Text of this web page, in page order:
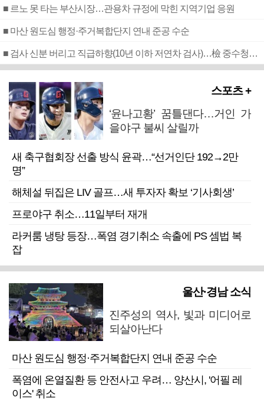
■ 르노 못 타는 부산시장…관용차 규정에 막힌 지역기업 응원
■ 마산 원도심 행정·주거복합단지 연내 준공 수순
■ 검사 신분 버리고 직급하향(10년 이하 저연차 검사)…檢 중수청행 기피
스포츠 +
‘윤나고황’ 꿈틀댄다…거인 가
을야구 불씨 살릴까
새 축구협회장 선출 방식 윤곽…“선거인단 192→2만
명”
해체설 뒤집은 LIV 골프…새 투자자 확보 ‘기사회생’
프로야구 취소…11일부터 재개
라커룸 냉탕 등장…폭염 경기취소 속출에 PS 셈법 복
잡
울산·경남 소식
진주성의 역사, 빛과 미디어로
되살아난다
마산 원도심 행정·주거복합단지 연내 준공 수순
폭염에 온열질환 등 안전사고 우려… 양산시, '어필 레
이스' 취소